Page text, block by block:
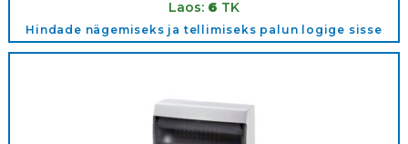
Laos: 6 TK
Hindade nägemiseks ja tellimiseks palun logige sisse